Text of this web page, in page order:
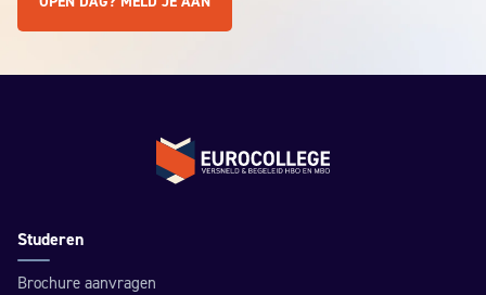
Terug naar de homepage
Studeren
Brochure aanvragen